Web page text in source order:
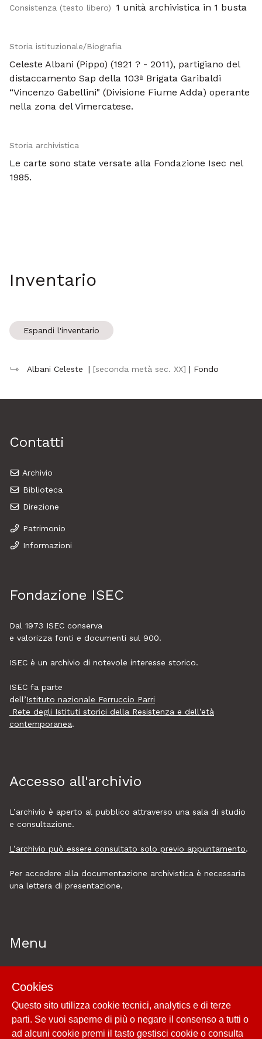
Consistenza (testo libero)
1 unità archivistica in 1 busta
Storia istituzionale/Biografia
Celeste Albani (Pippo) (1921 ? - 2011), partigiano del
distaccamento Sap della 103ª Brigata Garibaldi
“Vincenzo Gabellini" (Divisione Fiume Adda) operante
nella zona del Vimercatese.
Storia archivistica
Le carte sono state versate alla Fondazione Isec nel
1985.
Inventario
Espandi l'inventario
Albani Celeste | [seconda metà sec. XX] | Fondo
Contatti
Archivio
Biblioteca
Direzione
Patrimonio
Informazioni
Fondazione ISEC
Dal 1973 ISEC conserva
e valorizza fonti e documenti sul 900.
ISEC è un archivio di notevole interesse storico.
ISEC fa parte
dell’Istituto nazionale Ferruccio Parri
Rete degli Istituti storici della Resistenza e dell’età
contemporanea.
Accesso all'archivio
L’archivio è aperto al pubblico attraverso una sala di studio
e consultazione.
L’archivio può essere consultato solo previo appuntamento.
Per accedere alla documentazione archivistica è necessaria
una lettera di presentazione.
Menu
Esplora
Historytelling
Cookie policy e utilizzo
Cookies
Questo sito utilizza cookie tecnici, analytics e di terze
parti. Se vuoi saperne di più o negare il consenso a tutti o
ad alcuni cookie premi il tasto gestisci cookie o consulta